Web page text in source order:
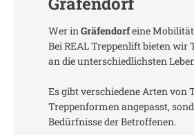
Wer in Gräfendorfeine
Bei REAL Treppenlift bieten
an die unterschiedlichsten
Es gibt verschiedene Arten von
Treppenformen angepasst,
Bedürfnisse der Betroffenen.